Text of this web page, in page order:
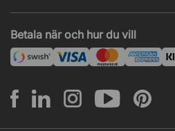
Nyheter & artiklar
Tysta rum & telefonbås
Projekt & offert
Montering
Betala när och hur du vill
ISO 14001– Miljöledning
ISO 45001– Arbetsmiljöledning